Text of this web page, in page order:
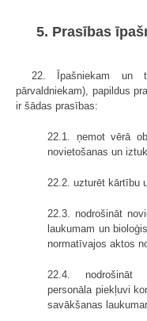
5. Prasības
22. Īpašniekam un
pārvaldniekam), papildus
ir šādas prasības:
22.1. ņemot vērā
novietošanas un
22.2. uzturēt kārtību
22.3. nodrošināt
laukumam un
normatīvajos aktos
22.4. nodrošināt
personāla piekļuvi
savākšanas